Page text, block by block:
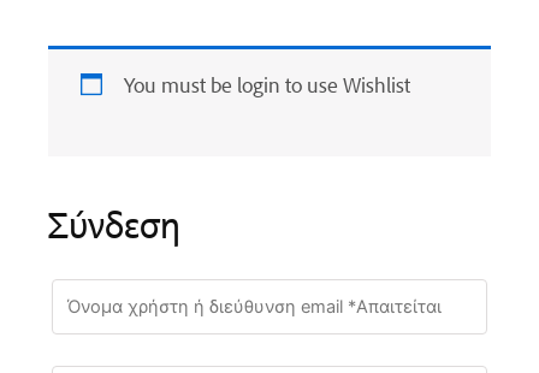
You must be login to use Wishlist
Σύνδεση